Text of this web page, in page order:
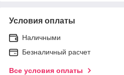
Условия оплаты
Наличными
Безналичный расчет
Все условия оплаты